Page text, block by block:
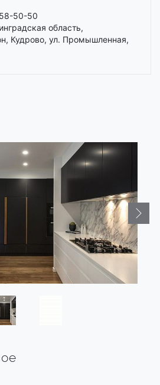
50-50
область,
Кудрово, ул. Промышленная,